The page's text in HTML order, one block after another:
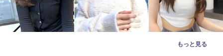
もっと見る